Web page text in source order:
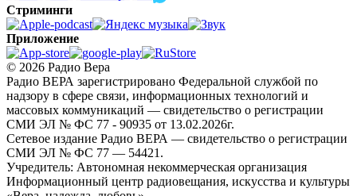
Стриминги
Приложение
© 2026 Радио Вера
Радио ВЕРА зарегистрировано Федеральной службой по
надзору в сфере связи, информационных технологий и
массовых коммуникаций — свидетельство о регистрации
СМИ ЭЛ № ФС 77 - 90935 от 13.02.2026г.
Сетевое издание Радио ВЕРА — свидетельство о регистрации
СМИ ЭЛ № ФС 77 — 54421.
Учредитель: Автономная некоммерческая организация
Информационный центр радиовещания, искусства и культуры